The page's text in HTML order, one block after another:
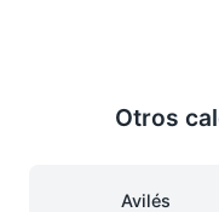
Otros
Avilés